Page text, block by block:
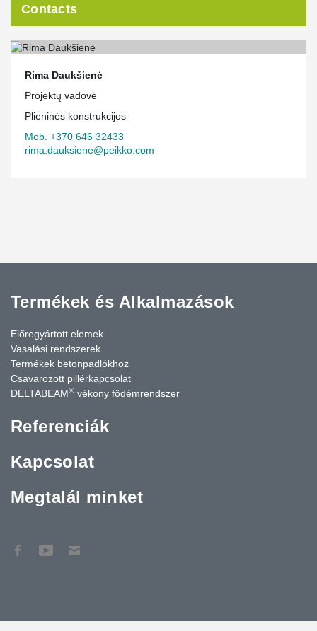
Contacts
Rima Daukšienė
Projektų vadovė
Plieninės konstrukcijos
Mob. +370 646 32433
rima.dauksiene@peikko.com
Termékek és Alkalmazások
Előregyártott elemek
Vasalási rendszerek
Termékek betonpadlókhoz
Csavarozott pillérkapcsolat
DELTABEAM® vékony födémrendszer
Referenciák
Kapcsolat
Megtalál minket